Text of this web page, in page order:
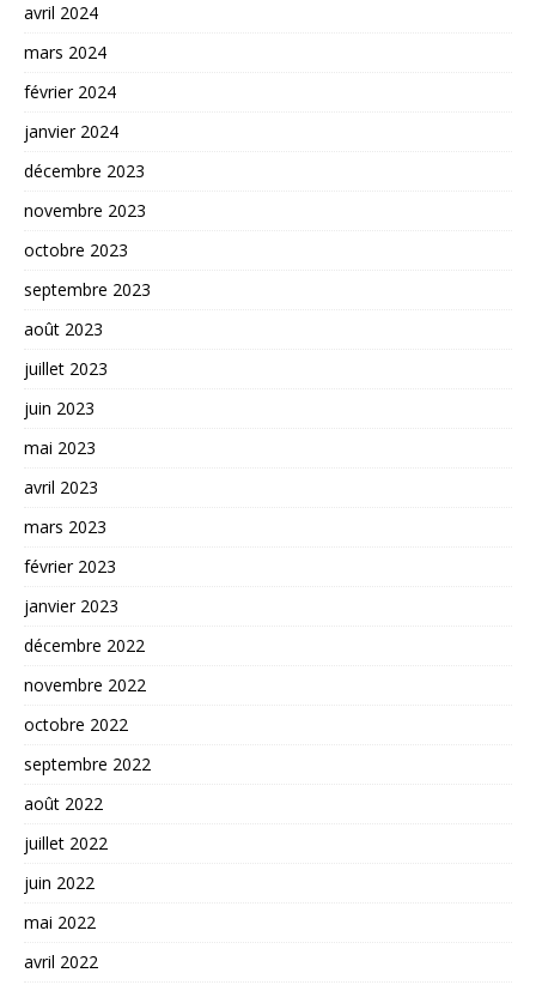
avril 2024
mars 2024
février 2024
janvier 2024
décembre 2023
novembre 2023
octobre 2023
septembre 2023
août 2023
juillet 2023
juin 2023
mai 2023
avril 2023
mars 2023
février 2023
janvier 2023
décembre 2022
novembre 2022
octobre 2022
septembre 2022
août 2022
juillet 2022
juin 2022
mai 2022
avril 2022